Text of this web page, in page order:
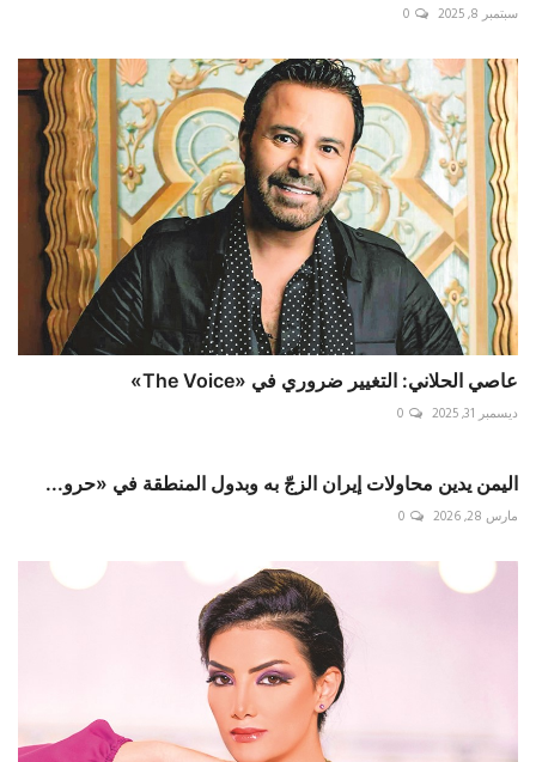
سبتمبر 8, 2025 0
عاصي الحلاني: التغيير ضروري في «The Voice»
ديسمبر 31, 2025 0
اليمن يدين محاولات إيران الزجّ به وبدول المنطقة في «حرو...
مارس 28, 2026 0